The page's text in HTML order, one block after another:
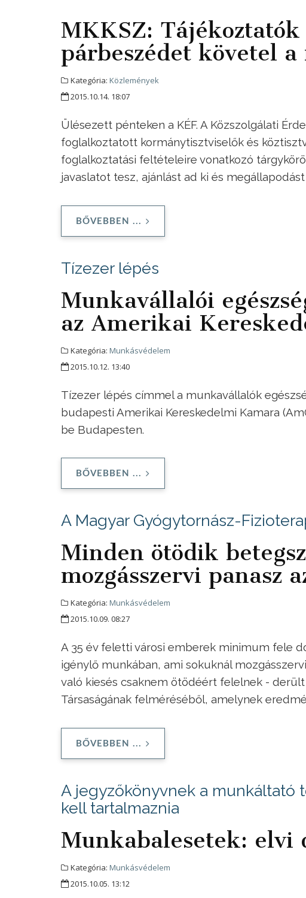
MKKSZ:
párbeszédet követel
Kategória: Közlemények
2015.10.14. 18:07
Ülésezett pénteken a KÉF. A Közszolgálati
foglalkoztatott kormánytisztviselők és
foglalkoztatási feltételeire vonatkozó
javaslatot tesz, ajánlást ad ki és megállapodást
BŐVEBBEN ...
Tízezer lépés
Munkavállalói
az Amerikai
Kategória: Munkásvédelem
2015.10.12. 13:40
Tízezer lépés címmel a munkavállalók
budapesti Amerikai Kereskedelmi Kamara
be Budapesten.
BŐVEBBEN ...
A Magyar Gyógytornász-
Minden ötödik
mozgásszervi panasz
Kategória: Munkásvédelem
2015.10.09. 08:27
A 35 év feletti városi emberek minimum fele
igénylő munkában, ami sokuknál
való kiesés csaknem ötödéért felelnek -
Társaságának felméréséből, amelynek
BŐVEBBEN ...
A jegyzőkönyvnek a munkáltató
kell tartalmaznia
Munkabalesetek: elvi
Kategória: Munkásvédelem
2015.10.05. 13:12